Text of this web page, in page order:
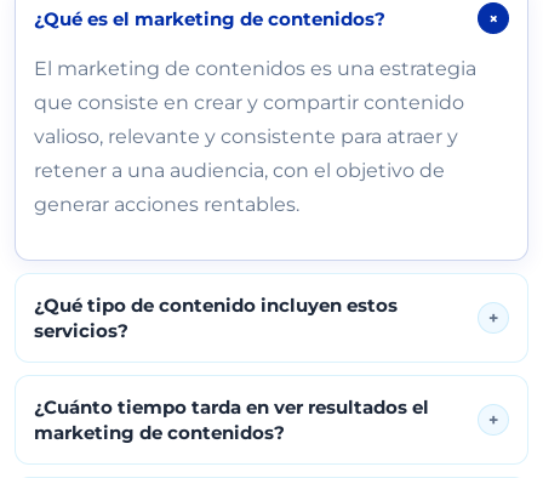
¿Qué es el marketing de contenidos? +
El marketing de contenidos es una estrategia
que consiste en crear y compartir contenido
valioso, relevante y consistente para atraer y
retener a una audiencia, con el objetivo de
generar acciones rentables.
¿Qué tipo de contenido incluyen estos
servicios?
+
¿Cuánto tiempo tarda en ver resultados el
marketing de contenidos?
+